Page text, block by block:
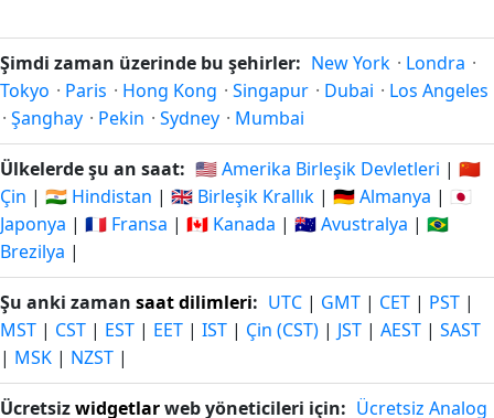
Şimdi zaman üzerinde bu şehirler: New York · Londra ·
Tokyo · Paris · Hong Kong · Singapur · Dubai · Los Angeles
· Şanghay · Pekin · Sydney · Mumbai
Ülkelerde şu an saat: 🇺🇸 Amerika Birleşik Devletleri | 🇨🇳
Çin | 🇮🇳 Hindistan | 🇬🇧 Birleşik Krallık | 🇩🇪 Almanya | 🇯🇵
Japonya | 🇫🇷 Fransa | 🇨🇦 Kanada | 🇦🇺 Avustralya | 🇧🇷
Brezilya |
Şu anki zaman saat dilimleri: UTC | GMT | CET | PST |
MST | CST | EST | EET | IST | Çin (CST) | JST | AEST | SAST
| MSK | NZST |
Ücretsizwidgetlarweb yöneticileri için: Ücretsiz Analog